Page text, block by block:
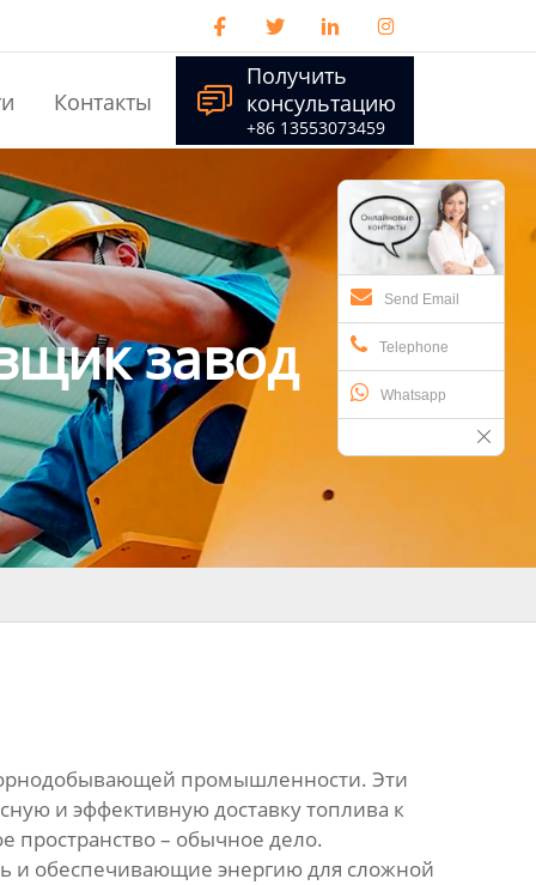
   
Контакты 
Получить
консультацию
+86 13553073459
Send Email
Telephone
Whatsapp
завод
промышленности. Эти
и эффективную доставку топлива к
пространство – обычное дело.
и обеспечивающие энергию для сложной